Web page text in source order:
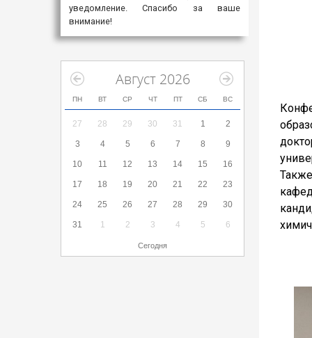
уведомление. Спасибо за ваше
внимание!
Август 2026
ПН ВТ СР ЧТ ПТ СБ ВС
27 28 29 30 31 1 2
3 4 5 6 7 8 9
10 11 12 13 14 15 16
17 18 19 20 21 22 23
24 25 26 27 28 29 30
31 1 2 3 4 5 6
Сегодня